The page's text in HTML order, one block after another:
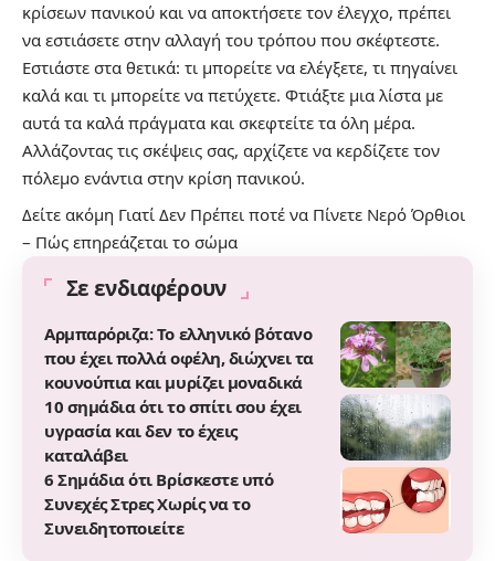
κρίσεων πανικού και να αποκτήσετε τον έλεγχο, πρέπει
να εστιάσετε στην αλλαγή του τρόπου που σκέφτεστε.
Εστιάστε στα θετικά: τι μπορείτε να ελέγξετε, τι πηγαίνει
καλά και τι μπορείτε να πετύχετε. Φτιάξτε μια λίστα με
αυτά τα καλά πράγματα και σκεφτείτε τα όλη μέρα.
Αλλάζοντας τις σκέψεις σας, αρχίζετε να κερδίζετε τον
πόλεμο ενάντια στην κρίση πανικού.
Δείτε ακόμη Γιατί Δεν Πρέπει ποτέ να Πίνετε Νερό Όρθιοι
– Πώς επηρεάζεται το σώμα
Σε ενδιαφέρουν
Αρμπαρόριζα: Το ελληνικό βότανο
που έχει πολλά οφέλη, διώχνει τα
κουνούπια και μυρίζει μοναδικά
10 σημάδια ότι το σπίτι σου έχει
υγρασία και δεν το έχεις
καταλάβει
6 Σημάδια ότι Βρίσκεστε υπό
Συνεχές Στρες Χωρίς να το
Συνειδητοποιείτε